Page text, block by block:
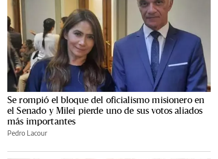
Se rompió el bloque del oficialismo misionero en
el Senado y Milei pierde uno de sus votos aliados
más importantes
Pedro Lacour